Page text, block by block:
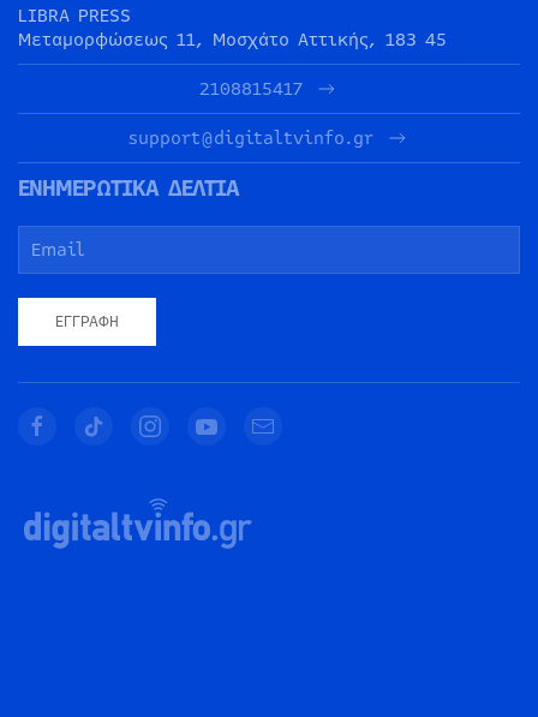
LIBRA PRESS
Μεταμορφώσεως 11, Μοσχάτο Αττικής, 183 45
2108815417
support@digitaltvinfo.gr
ΕΝΗΜΕΡΩΤΙΚΑ ΔΕΛΤΙΑ
ΕΓΓΡΑΦΉ